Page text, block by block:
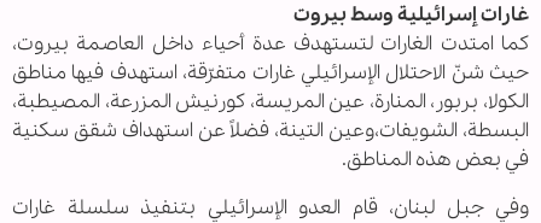
غارات إسرائيلية وسط بيروت
كما امتدت الغارات لتستهدف عدة أحياء داخل العاصمة بيروت،
حيث شنّ الاحتلال الإسرائيلي غارات متفرّقة، استهدف فيها مناطق
الكولا، بربور، المنارة، عين المريسة، كورنيش المزرعة، المصيطبة،
البسطة، الشويفات،وعين التينة، فضلاً عن استهداف شقق سكنية
في بعض هذه المناطق.
وفي جبل لبنان، قام العدو الإسرائيلي بتنفيذ سلسلة غارات